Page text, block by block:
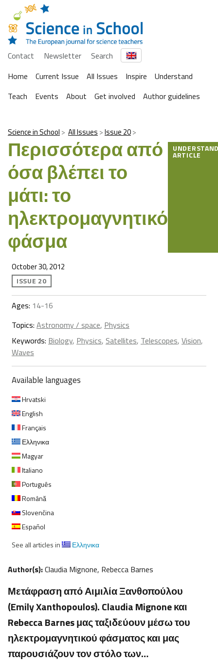
Contact Newsletter
Search
Home
Current Issue All Issues Inspire
Understand
Teach
Events About Get involved Author guidelines
Science in School All Issues Issue 20
Περισσότερα από
όσα βλέπει το
μάτι: το
ηλεκτρομαγνητικό
φάσμα
ARTICLE
October 30, 2012
ISSUE 20
Ages: 14-16
Topics: Astronomy / space, Physics
Keywords: Biology, Physics, Satellites, Telescopes, Vision,
Waves
Available languages
Hrvatski
English
Français
Ελληνικα
Magyar
Italiano
Português
Română
Slovenčina
Español
See all articles in
Ελληνικα
Author(s):Claudia Mignone, Rebecca Barnes
Μετάφραση από Αιμιλία Ξανθοπούλου
(Emily Xanthopoulos). Claudia Mignone και
Rebecca Barnes μας ταξιδεύουν μέσω του
ηλεκτρομαγνητικού φάσματος και μας
παρουσιάζουν τον στόλο των…